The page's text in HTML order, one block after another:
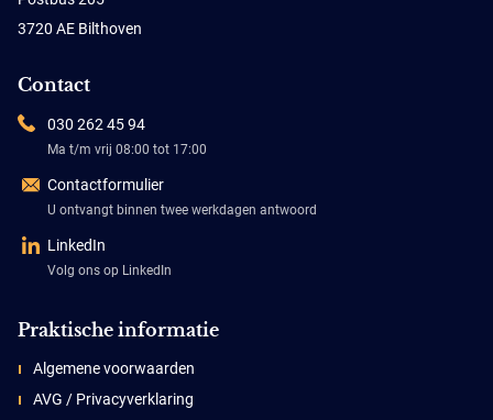
3720 AE Bilthoven
Contact
030 262 45 94
Ma t/m vrij 08:00 tot 17:00
Contactformulier
U ontvangt binnen twee werkdagen antwoord
LinkedIn
Volg ons op LinkedIn
Praktische informatie
Algemene voorwaarden
AVG / Privacyverklaring